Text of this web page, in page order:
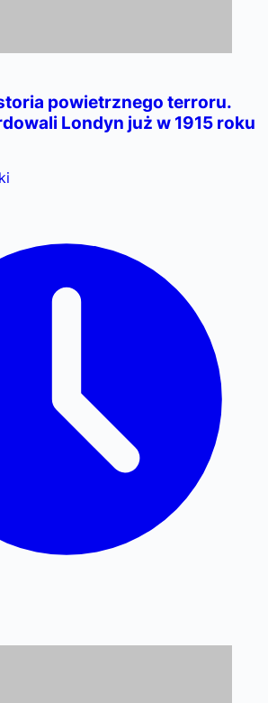
powietrznego terroru.
Londyn już w 1915 roku